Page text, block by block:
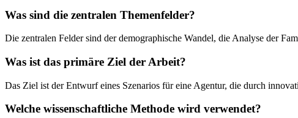
Was sind die zentralen Themenfelder?
Die zentralen Felder sind der demographische Wandel, die Analyse der
Was ist das primäre Ziel der Arbeit?
Das Ziel ist der Entwurf eines Szenarios für eine Agentur, die durch
Welche wissenschaftliche Methode wird verwendet?